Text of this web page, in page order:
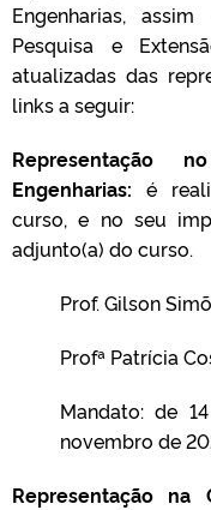
Engenharias,
Pesquisa e
atualizadas das
links a seguir:
Representação
Engenharias: é
curso, e no seu
adjunto(a) do curso.
Prof. Gilson
Profª Patrícia
Mandato: de
novembro de
Representação na